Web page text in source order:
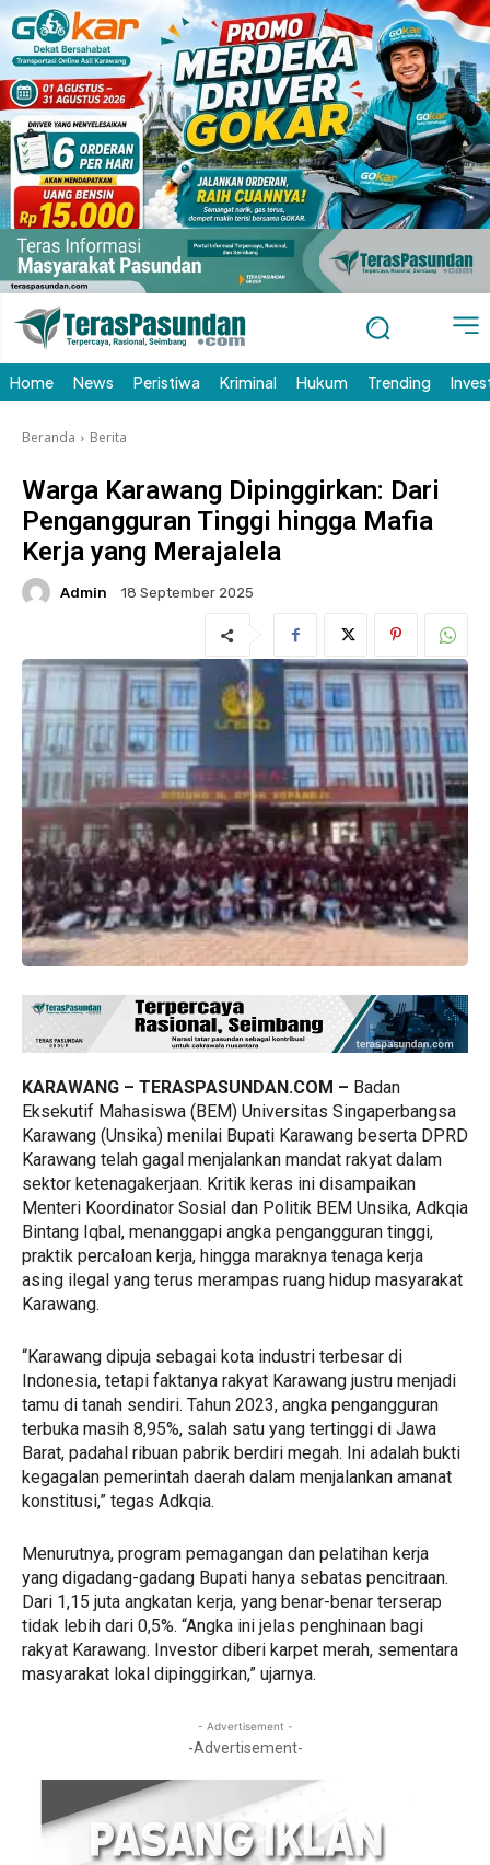
Home News Peristiwa Kriminal Hukum Trending
Beranda Berita
Warga Karawang Dipinggirkan: Dari
Pengangguran Tinggi hingga Mafia
Kerja yang Merajalela
Admin 18 September 2025
KARAWANG – TERASPASUNDAN.COM – Badan
Eksekutif Mahasiswa (BEM) Universitas Singaperbangsa
Karawang (Unsika) menilai Bupati Karawang beserta DPRD
Karawang telah gagal menjalankan mandat rakyat dalam
sektor ketenagakerjaan. Kritik keras ini disampaikan
Menteri Koordinator Sosial dan Politik BEM Unsika, Adkqia
Bintang Iqbal, menanggapi angka pengangguran tinggi,
praktik percaloan kerja, hingga maraknya tenaga kerja
asing ilegal yang terus merampas ruang hidup masyarakat
Karawang.
“Karawang dipuja sebagai kota industri terbesar di
Indonesia, tetapi faktanya rakyat Karawang justru menjadi
tamu di tanah sendiri. Tahun 2023, angka pengangguran
terbuka masih 8,95%, salah satu yang tertinggi di Jawa
Barat, padahal ribuan pabrik berdiri megah. Ini adalah bukti
kegagalan pemerintah daerah dalam menjalankan amanat
konstitusi,” tegas Adkqia.
Menurutnya, program pemagangan dan pelatihan kerja
yang digadang-gadang Bupati hanya sebatas pencitraan.
Dari 1,15 juta angkatan kerja, yang benar-benar terserap
tidak lebih dari 0,5%. “Angka ini jelas penghinaan bagi
rakyat Karawang. Investor diberi karpet merah, sementara
masyarakat lokal dipinggirkan,” ujarnya.
- Advertisement -
-Advertisement-